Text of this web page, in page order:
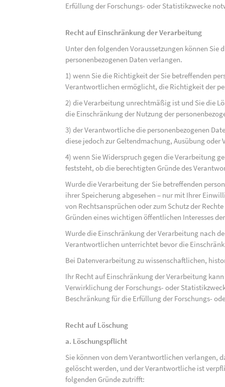
Erfüllung der Forschungs- oder Statistikzwecke
Recht auf Einschränkung der Verarbeitung
Unter den folgenden Voraussetzungen können
personenbezogenen Daten verlangen.
1) wenn Sie die Richtigkeit der Sie betreffenden
Verantwortlichen ermöglicht, die Richtigkeit der
2) die Verarbeitung unrechtmäßig ist und Sie die
die Einschränkung der Nutzung der
3) der Verantwortliche die personenbezogenen
diese jedoch zur Geltendmachung, Ausübung
4) wenn Sie Widerspruch gegen die Verarbeitung
feststeht, ob die berechtigten Gründe des
Wurde die Verarbeitung der Sie betreffenden
ihrer Speicherung abgesehen – nur mit Ihrer
von Rechtsansprüchen oder zum Schutz der
Gründen eines wichtigen öffentlichen Interesses
Wurde die Einschränkung der Verarbeitung nach
Verantwortlichen unterrichtet bevor die
Bei Datenverarbeitung zu wissenschaftlichen,
Ihr Recht auf Einschränkung der Verarbeitung
Verwirklichung der Forschungs- oder
Beschränkung für die Erfüllung der Forschungs-
Recht auf Löschung
a. Löschungspflicht
Sie können von dem Verantwortlichen verlangen,
gelöscht werden, und der Verantwortliche ist
folgenden Gründe zutrifft: